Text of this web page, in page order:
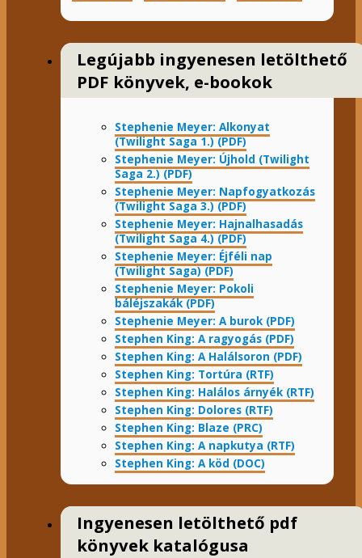
Legújabb ingyenesen letölthető
PDF könyvek, e-bookok
Stephenie Meyer: Alkonyat
(Twilight Saga 1.) (PDF)
Stephenie Meyer: Újhold (Twilight
Saga 2.) (PDF)
Stephenie Meyer: Napfogyatkozás
(Twilight Saga 3.) (PDF)
Stephenie Meyer: Hajnalhasadás
(Twilight Saga 4.) (PDF)
Stephenie Meyer: Éjféli nap
(Twilight Saga) (PDF)
Stephenie Meyer: Pokoli
báléjszakák (PDF)
Stephenie Meyer: A burok (PDF)
Stephen King: A ragyogás (PDF)
Stephen King: A Halálsoron (PDF)
Stephen King: Tortúra (RTF)
Stephen King: Halálos árnyék (RTF)
Stephen King: Dolores (RTF)
Stephen King: Blaze (PRC)
Stephen King: A napkutya (RTF)
Stephen King: A köd (DOC)
Ingyenesen letölthető pdf
könyvek katalógusa